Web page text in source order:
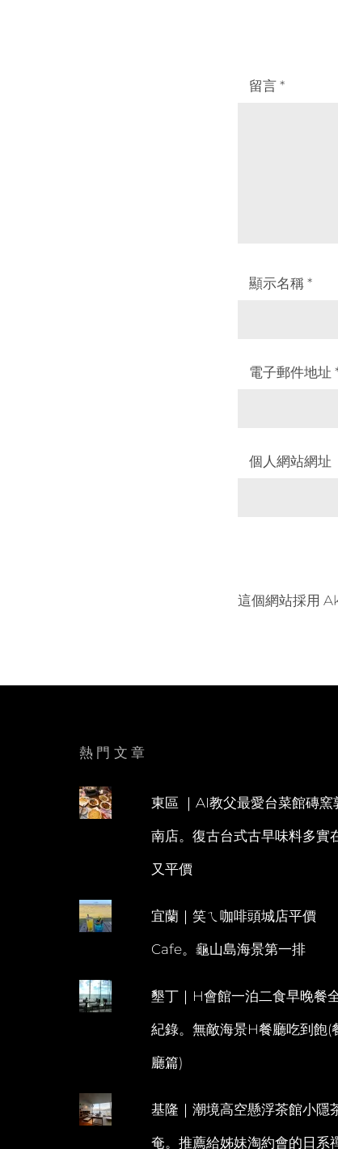
留言 *
顯示名稱 *
電子郵件地址
個人網站網址
這個網站採用
熱門文章
東區 ｜AI教父最愛台菜館磚窯
南店。復古台式古早味料多實
又平價
宜蘭｜笑ㄟ咖啡頭城店平價
Cafe。龜山島海景第一排
墾丁｜H會館一泊二食早晚餐
紀錄。無敵海景H餐廳吃到飽(
廳篇)
基隆｜潮境高空懸浮茶館小隱
奄。推薦給姊妹淘約會的日系